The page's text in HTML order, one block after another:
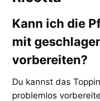
Kann ich die
mit
vorbereiten?
Du kannst das
problemlos